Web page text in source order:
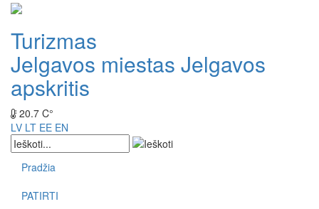
Turizmas
Jelgavos miestas Jelgavos
apskritis
20.7 C°
LV LT EE EN
Pradžia
PATIRTI